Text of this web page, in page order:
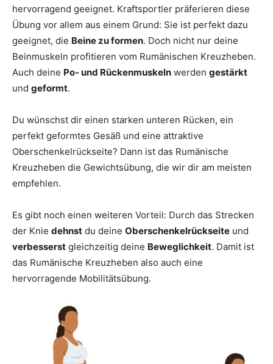
hervorragend geeignet. Kraftsportler präferieren diese
Übung vor allem aus einem Grund: Sie ist perfekt dazu
geeignet, die Beine zu formen. Doch nicht nur deine
Beinmuskeln profitieren vom Rumänischen Kreuzheben.
Auch deine Po- und Rückenmuskeln werden gestärkt
und geformt.
Du wünschst dir einen starken unteren Rücken, ein
perfekt geformtes Gesäß und eine attraktive
Oberschenkelrückseite? Dann ist das Rumänische
Kreuzheben die Gewichtsübung, die wir dir am meisten
empfehlen.
Es gibt noch einen weiteren Vorteil: Durch das Strecken
der Knie dehnst du deine Oberschenkelrückseite und
verbesserst gleichzeitig deine Beweglichkeit. Damit ist
das Rumänische Kreuzheben also auch eine
hervorragende Mobilitätsübung.